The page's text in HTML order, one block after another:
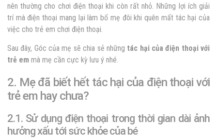
nên thường cho chơi điện thoại khi còn rất nhỏ. Những lợi ích giải
trí mà điện thoại mang lại làm bố mẹ đôi khi quên mất tác hại của
việc cho trẻ em chơi điện thoại.
Sau đây, Góc của mẹ sẽ chia sẻ những tác hại của điện thoại với
trẻ em mà mẹ cần cực kỳ lưu ý nhé.
2. Mẹ đã biết hết tác hại của điện thoại với
trẻ em hay chưa?
2.1. Sử dụng điện thoại trong thời gian dài ảnh
hưởng xấu tới sức khỏe của bé